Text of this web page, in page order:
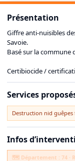
Présentation
Giffre anti-nuisibles
Savoie.
Basé sur la commune
Certibiocide /
Assurance
Services
Destruction nid
Infos
🗺️ Département : 74 ·